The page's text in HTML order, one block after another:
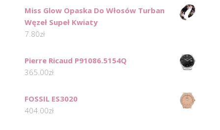
Miss Glow Opaska Do Włosów Turban
Węzeł Supeł Kwiaty
7.80zł
Pierre Ricaud P91086.5154Q
365.00zł
FOSSIL ES3020
404.00zł